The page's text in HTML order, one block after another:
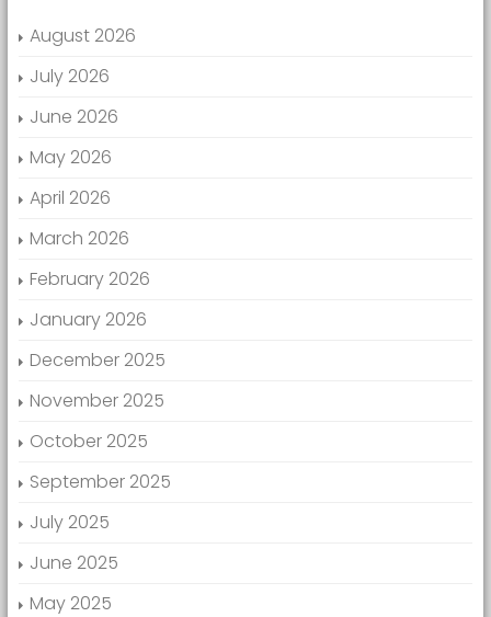
August 2026
July 2026
June 2026
May 2026
April 2026
March 2026
February 2026
January 2026
December 2025
November 2025
October 2025
September 2025
July 2025
June 2025
May 2025